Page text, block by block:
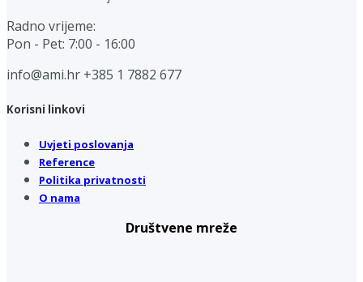
Radno vrijeme:
Pon - Pet: 7:00 - 16:00
info@ami.hr +385 1 7882 677
Korisni linkovi
Uvjeti poslovanja
Reference
Politika privatnosti
O nama
Društvene mreže